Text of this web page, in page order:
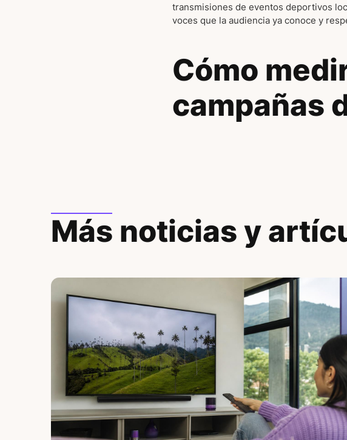
transmisiones de eventos deportivos
voces que la audiencia ya conoce y
Cómo
campañas
Más noticias y